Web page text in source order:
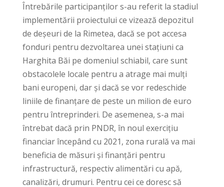
Întrebările participanților s-au referit la stadiul
implementării proiectului ce vizează depozitul
de deșeuri de la Rimetea, dacă se pot accesa
fonduri pentru dezvoltarea unei stațiuni ca
Harghita Băi pe domeniul schiabil, care sunt
obstacolele locale pentru a atrage mai mulți
bani europeni, dar și dacă se vor redeschide
liniile de finanțare de peste un milion de euro
pentru întreprinderi. De asemenea, s-a mai
întrebat dacă prin PNDR, în noul exercițiu
financiar începând cu 2021, zona rurală va mai
beneficia de măsuri și finanțări pentru
infrastructură, respectiv alimentări cu apă,
canalizări, drumuri. Pentru cei ce doresc să